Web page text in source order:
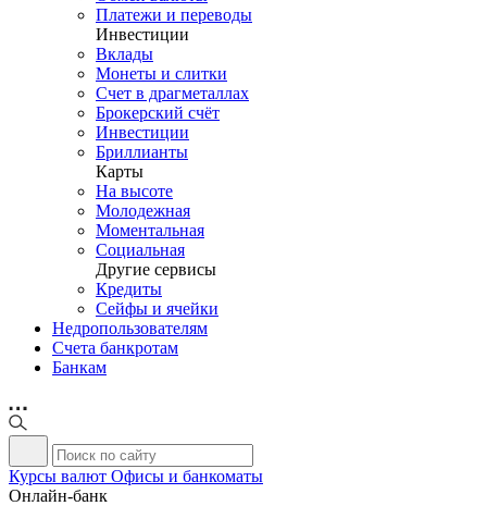
Платежи и переводы
Инвестиции
Вклады
Монеты и слитки
Счет в драгметаллах
Брокерский счёт
Инвестиции
Бриллианты
Карты
На высоте
Молодежная
Моментальная
Социальная
Другие сервисы
Кредиты
Сейфы и ячейки
Недропользователям
Счета банкротам
Банкам
Курсы валют Офисы и банкоматы
Онлайн-банк